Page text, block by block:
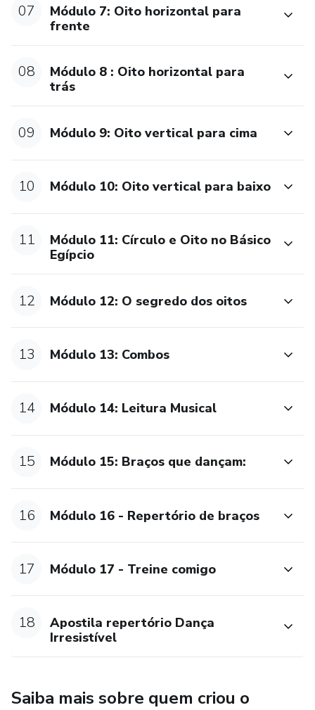
07
Módulo 7: Oito horizontal para
frente
08
Módulo 8 : Oito horizontal para
trás
09 Módulo 9: Oito vertical para cima
10 Módulo 10: Oito vertical para baixo
11
Módulo 11: Círculo e Oito no Básico
Egípcio
12 Módulo 12: O segredo dos oitos
13 Módulo 13: Combos
14 Módulo 14: Leitura Musical
15 Módulo 15: Braços que dançam:
16 Módulo 16 - Repertório de braços
17 Módulo 17 - Treine comigo
18
Apostila repertório Dança
Irresistível
Saiba mais sobre quem criou o